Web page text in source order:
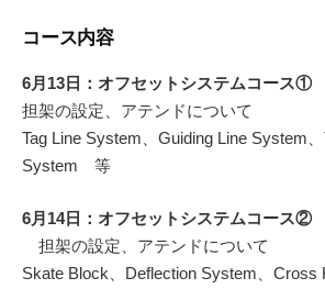
コース内容
6月13日：オフセットシステムコース①
担架の設定、アテンドについて
Tag Line System、Guiding Line System
System 等
6月14日：オフセットシステムコース②
担架の設定、アテンドについて
Skate Block、Deflection System、